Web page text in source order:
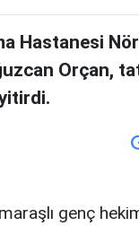
Hastanesi
Orçan,
genç